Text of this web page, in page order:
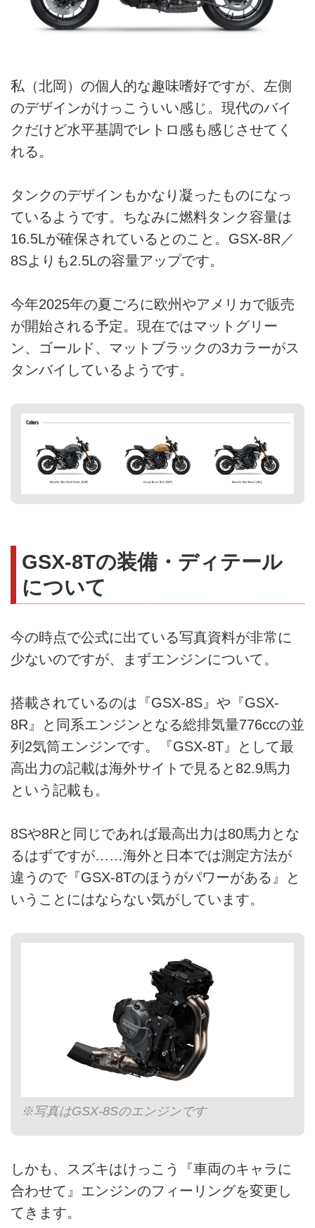
私（北岡）の個人的な趣味嗜好ですが、左側
のデザインがけっこういい感じ。現代のバイ
クだけど水平基調でレトロ感も感じさせてく
れる。
タンクのデザインもかなり凝ったものになっ
ているようです。ちなみに燃料タンク容量は
16.5Lが確保されているとのこと。GSX-8R／
8Sよりも2.5Lの容量アップです。
今年2025年の夏ごろに欧州やアメリカで販売
が開始される予定。現在ではマットグリー
ン、ゴールド、マットブラックの3カラーがス
タンバイしているようです。
GSX-8Tの装備・ディテール
について
今の時点で公式に出ている写真資料が非常に
少ないのですが、まずエンジンについて。
搭載されているのは『GSX-8S』や『GSX-
8R』と同系エンジンとなる総排気量776ccの並
列2気筒エンジンです。『GSX-8T』として最
高出力の記載は海外サイトで見ると82.9馬力
という記載も。
8Sや8Rと同じであれば最高出力は80馬力とな
るはずですが……海外と日本では測定方法が
違うので『GSX-8Tのほうがパワーがある』と
いうことにはならない気がしています。
※写真はGSX-8Sのエンジンです
しかも、スズキはけっこう『車両のキャラに
合わせて』エンジンのフィーリングを変更し
てきます。